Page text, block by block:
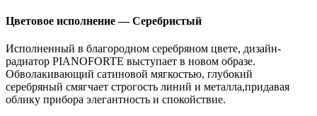
Цветовое исполнение — Серебристый
Исполненный в благородном серебряном цвете, дизайн-
радиатор PIANOFORTE выступает в новом образе.
Обволакивающий сатиновой мягкостью, глубокий
серебряный смягчает строгость линий и металла,придавая
облику прибора элегантность и спокойствие.